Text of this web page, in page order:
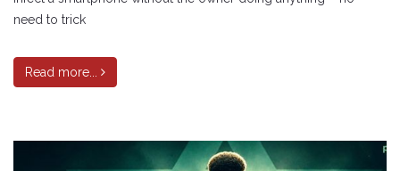
need to trick
Read more...